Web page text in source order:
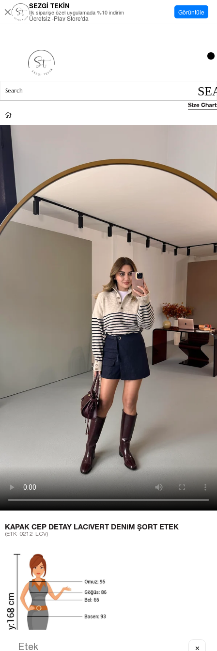
KAPAK CEP DETAY LACIVERT DENIM ŞORT ETEK
(ETK-0212-LCV)
Size Chart
✕
SEZGİ TEKİN
İlk siparişe özel uygulamada %10 indirim
Ücretsiz -Play Store'da
Görüntüle